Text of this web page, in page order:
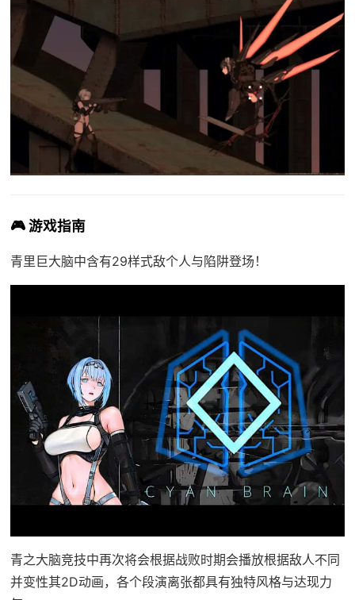
🎮 游戏指南
青里巨大脑中含有29样式敌个人与陷阱登场！
青之大脑竞技中再次将会根据战败时期会播放根据敌人不同
并变性其2D动画，各个段演离张都具有独特风格与达现力